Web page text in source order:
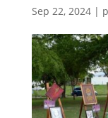
Sep 22, 2024|